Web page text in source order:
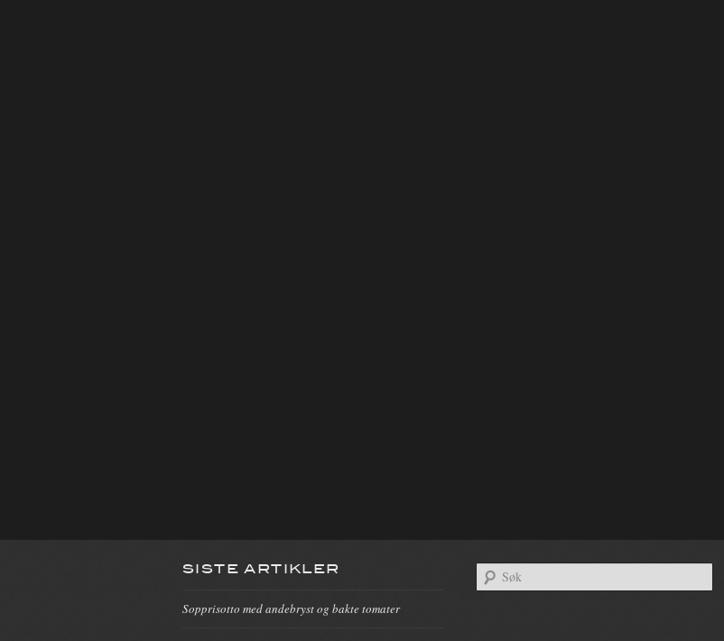
SISTE ARTIKLER
Sopprisotto med andebryst og bakte tomater